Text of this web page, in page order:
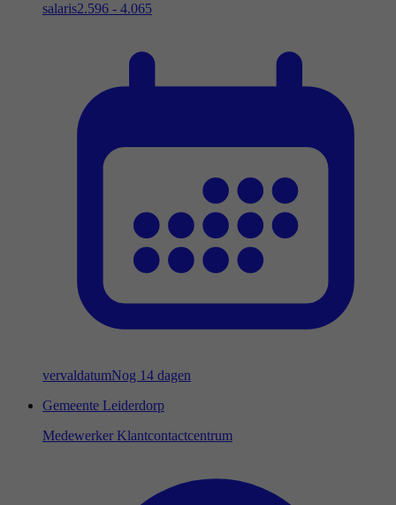
salaris2.596 - 4.065
vervaldatumNog 14 dagen
Gemeente Leiderdorp
Medewerker Klantcontactcentrum